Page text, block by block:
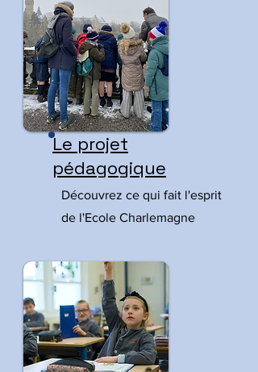
Le projet
pédagogique
Découvrez ce qui fait l'esprit
de l'Ecole Charlemagne